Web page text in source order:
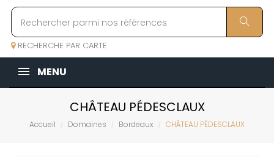
RECHERCHE PAR CARTE
MENU
CHÂTEAU PÉDESCLAUX
Accueil Domaines Bordeaux CHÂTEAU PÉDESCLAUX